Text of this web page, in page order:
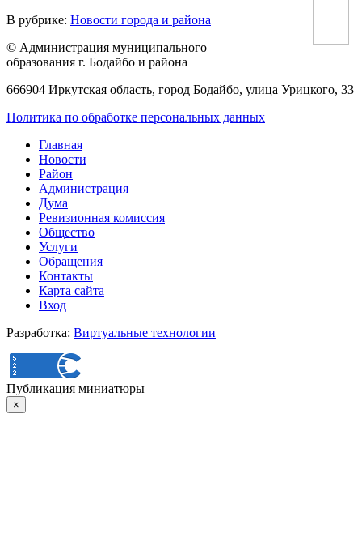
В рубрике: Новости города и района
© Администрация муниципального
образования г. Бодайбо и района
666904 Иркутская область, город Бодайбо, улица Урицкого, 33
Политика по обработке персональных данных
Главная
Новости
Район
Администрация
Дума
Ревизионная комиссия
Общество
Услуги
Обращения
Контакты
Карта сайта
Вход
Разработка: Виртуальные технологии
Публикация миниатюры
×